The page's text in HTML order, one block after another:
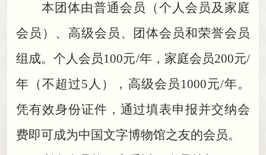
本团体由普通会员（个人会员及家庭
会员）、高级会员、团体会员和荣誉会员
组成。个人会员100元/年，家庭会员200元/
年（不超过5人）
， 高级会员1000元/年。
凭有效身份证件 ， 通过填表申报并交纳会
费即可成为中国文字博物馆之友的会员。